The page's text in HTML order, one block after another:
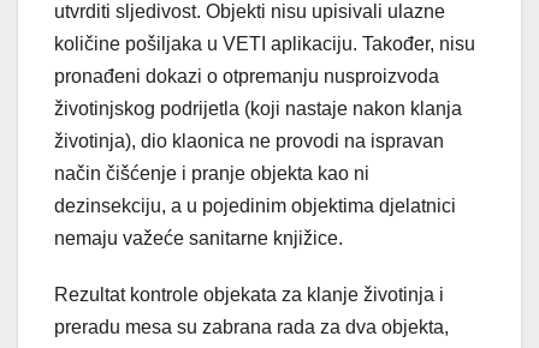
utvrditi sljedivost. Objekti nisu upisivali ulazne
količine pošiljaka u VETI aplikaciju. Također, nisu
pronađeni dokazi o otpremanju nusproizvoda
životinjskog podrijetla (koji nastaje nakon klanja
životinja), dio klaonica ne provodi na ispravan
način čišćenje i pranje objekta kao ni
dezinsekciju, a u pojedinim objektima djelatnici
nemaju važeće sanitarne knjižice.
Rezultat kontrole objekata za klanje životinja i
preradu mesa su zabrana rada za dva objekta,